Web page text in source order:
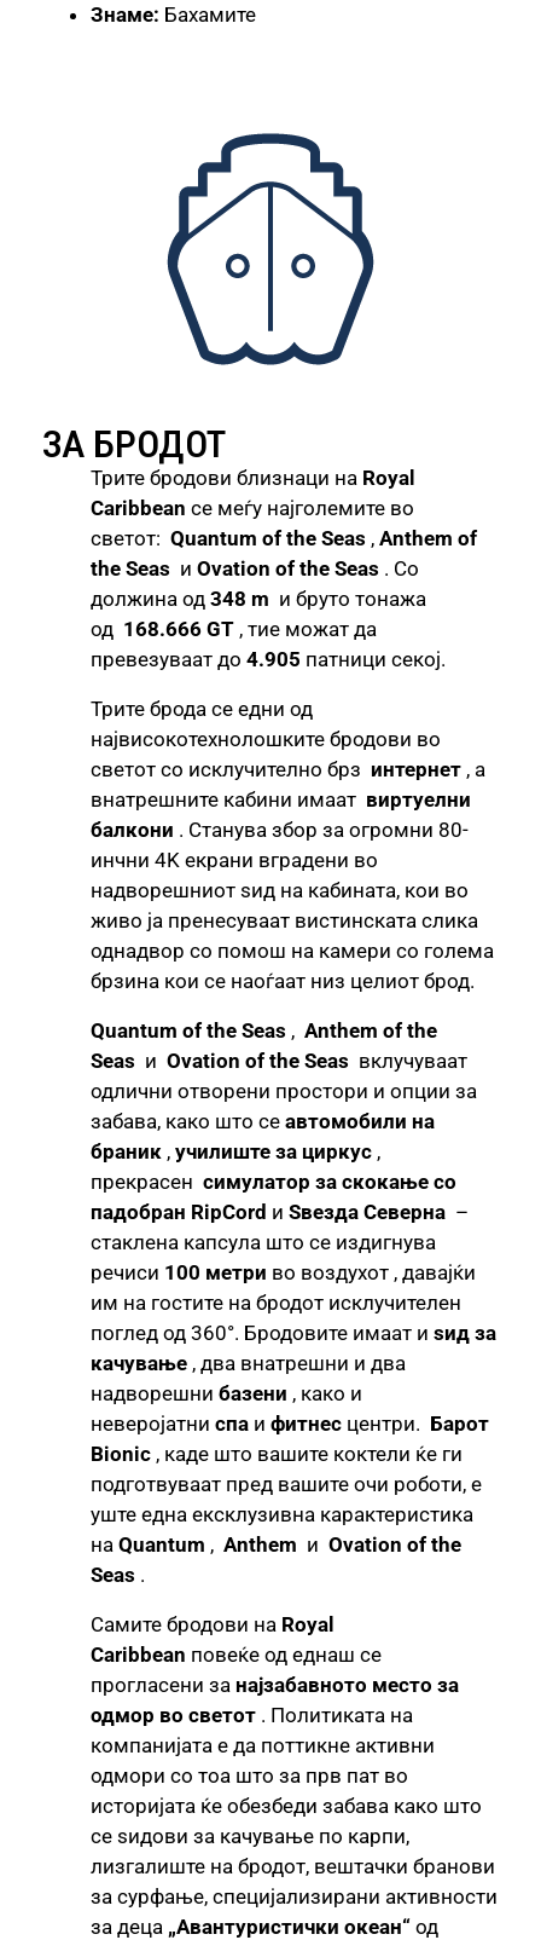
Знаме: Бахамите
ЗА БРОДОТ
Трите бродови близнаци на Royal
Caribbean се меѓу најголемите во
светот: Quantum of the Seas , Anthem of
the Seas и Ovation of the Seas . Со
должина од 348 m и бруто тонажа
од 168.666 GT , тие можат да
превезуваат до 4.905 патници секој.
Трите брода се едни од
највисокотехнолошките бродови во
светот со исклучително брз интернет , а
внатрешните кабини имаат виртуелни
балкони . Станува збор за огромни 80-
инчни 4K екрани вградени во
надворешниот ѕид на кабината, кои во
живо ја пренесуваат вистинската слика
однадвор со помош на камери со голема
брзина кои се наоѓаат низ целиот брод.
Quantum of the Seas , Anthem of the
Seas и Ovation of the Seas вклучуваат
одлични отворени простори и опции за
забава, како што се автомобили на
браник , училиште за циркус ,
прекрасен симулатор за скокање со
падобран RipCord и Ѕвезда Северна –
стаклена капсула што се издигнува
речиси 100 метри во воздухот , давајќи
им на гостите на бродот исклучителен
поглед од 360°. Бродовите имаат и ѕид за
качување , два внатрешни и два
надворешни базени , како и
неверојатни спа и фитнес центри. Барот
Bionic , каде што вашите коктели ќе ги
подготвуваат пред вашите очи роботи, е
уште една ексклузивна карактеристика
на Quantum , Anthem и Ovation of the
Seas .
Самите бродови на Royal
Caribbean повеќе од еднаш се
прогласени за најзабавното место за
одмор во светот . Политиката на
компанијата е да поттикне активни
одмори со тоа што за прв пат во
историјата ќе обезбеди забава како што
се ѕидови за качување по карпи,
лизгалиште на бродот, вештачки бранови
за сурфање, специјализирани активности
за деца „Авантуристички океан“ од